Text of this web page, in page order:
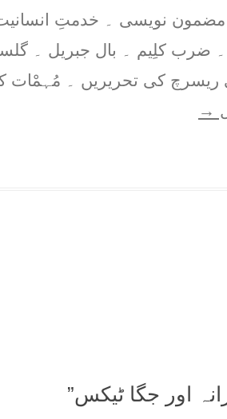
مضمون نویسی ۔ خدمتِ
ضرب کلِیم ۔ بال جبریل ۔
ریسرچ کی تحریریں ۔ مُہمْات
→
اور جگا ٹیکس”